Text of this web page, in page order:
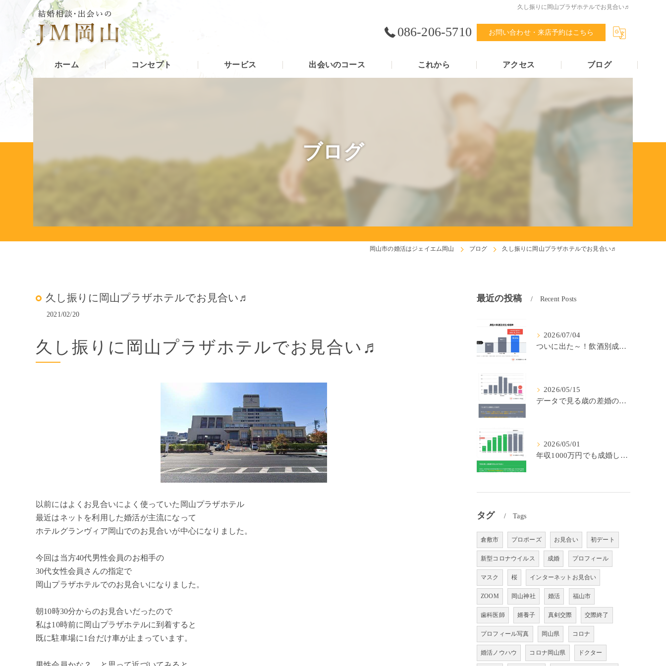
久し振りに岡山プラザホテルでお見合い♬
086-206-5710 お問い合わせ・来店予約はこちら
ホーム コンセプト サービス 出会いのコース これから アクセス ブログ
ブログ
岡山市の婚活はジェイエム岡山 ブログ 久し振りに岡山プラザホテルでお見合い♬
久し振りに岡山プラザホテルでお見合い♬
2021/02/20
久し振りに岡山プラザホテルでお見合い♬
以前にはよくお見合いによく使っていた岡山プラザホテル
最近はネットを利用した婚活が主流になって
ホテルグランヴィア岡山でのお見合いが中心になりました。
今回は当方40代男性会員のお相手の
30代女性会員さんの指定で
岡山プラザホテルでのお見合いになりました。
朝10時30分からのお見合いだったので
私は10時前に岡山プラザホテルに到着すると
既に駐車場に1台だけ車が止まっています。
最近の投稿 Recent Posts
2026/07/04
ついに出た～！飲酒別成婚率(IBJ)！
2026/05/15
データで見る歳の差婚の確率の低さ。
2026/05/01
年収1000万円でも成婚しやすいとは限らない? 「年収帯別の成婚率」のリアル
タグ Tags
倉敷市 プロポーズ お見合い 初デート
新型コロナウイルス 成婚 プロフィール
マスク 桜 インターネットお見合い
ZOOM 岡山神社 婚活 福山市
歯科医師 婿養子 真剣交際 交際終了
プロフィール写真 岡山県 コロナ
婚活ノウハウ コロナ岡山県 ドクター